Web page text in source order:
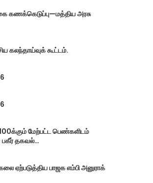
அரசு
கலந்தாய்வுக் கூட்டம்.
மேற்பட்ட பெண்களிடம்
பகீர் தகவல்…
ஏற்படுத்திய பாஜக எம்பி அனுராக்